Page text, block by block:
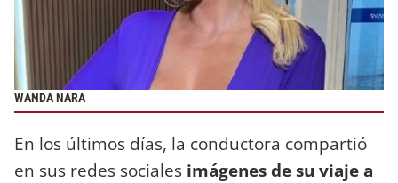
WANDA NARA
En los últimos días, la conductora compartió
en sus redes sociales imágenes de su viaje a